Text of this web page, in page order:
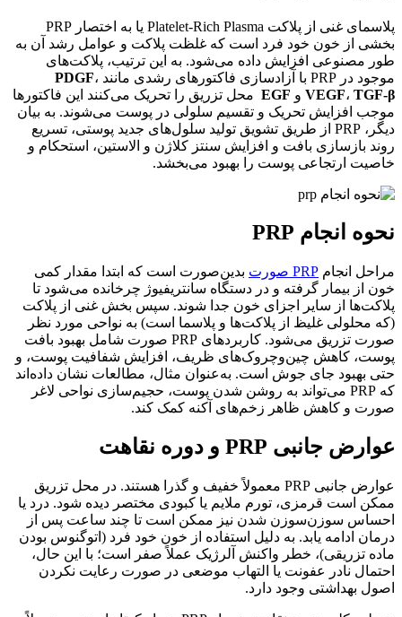
پلاسمای غنی از پلاکت Platelet-Rich Plasma یا به اختصار PRP
بخشی از خون خود فرد است که غلظت پلاکت و عوامل رشد آن به
طور مصنوعی افزایش داده می‌شود. به این ترتیب، پلاکت‌های
موجود در PRP با آزادسازی فاکتورهای رشدی مانند
PDGF،
VEGF، TGF-β و EGF محل تزریق را تحریک می‌کنند این فاکتورها
موجب افزایش تحریک و تقسیم سلولی در پوست می‌شوند. به بیان
دیگر، PRP از طریق تشویق تولید سلول‌های جدید پوستی، تسریع
روند بازسازی بافت و افزایش سنتز کلاژن و الاستین، استحکام و
خاصیت ارتجاعی پوست را بهبود می‌بخشد.
نحوه انجام PRP
مراحل انجام PRP صورت
بدین‌صورت است که ابتدا مقدار کمی
خون از بیمار گرفته و در دستگاه سانتریفیوژ چرخانده می‌شود تا
پلاکت‌ها از سایر اجزای خون جدا شوند. سپس بخش غنی از پلاکت
(که محلولی غلیظ از پلاکت‌ها و پلاسما است) به نواحی مورد نظر
صورت تزریق می‌شود. کاربردهای PRP صورت شامل بهبود بافت
پوست، کاهش چین‌وچروک‌های ظریف، افزایش شفافیت پوست، و
حتی بهبود جای جوش است. به‌عنوان مثال، مطالعات نشان داده‌اند
که PRP می‌تواند به روشن شدن پوست، حجیم‌سازی نواحی لاغر
صورت و کاهش ظاهر زخم‌های آکنه کمک کند.
عوارض جانبی PRP و دوره نقاهت
عوارض جانبی PRP معمولاً خفیف و گذرا هستند. در محل تزریق
ممکن است قرمزی، تورم ملایم یا کبودی مختصر دیده شود. درد یا
احساس سوزن‌سوزن شدن نیز ممکن است تا چند ساعت پس از
درمان ادامه یابد. به دلیل استفاده از خون خود فرد (اتوگنوس بودن
ماده تزریقی)، خطر واکنش آلرژیک عملاً صفر است؛ با این حال،
احتمال نادر عفونت یا التهاب موضعی در صورت رعایت نکردن
اصول بهداشتی وجود دارد.